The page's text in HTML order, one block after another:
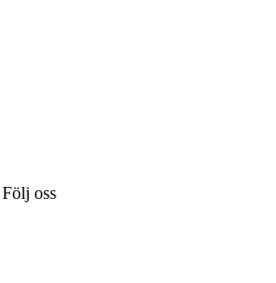
Följ oss